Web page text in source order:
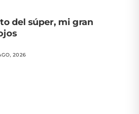
del súper, mi gran
2026